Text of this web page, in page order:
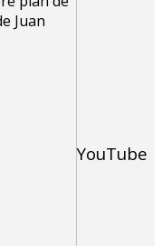
YouTube